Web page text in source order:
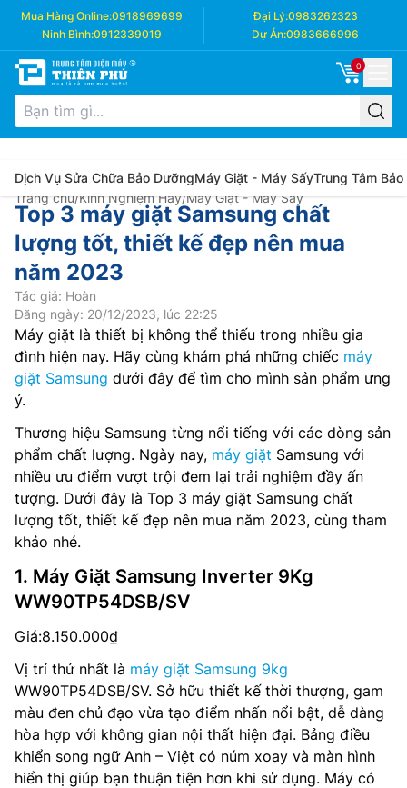
Mua Hàng Online:0918969699 Đại Lý:0983262323
Ninh Bình:0912339019 Dự Án:0983666996
0
Dịch Vụ Sửa Chữa Bảo DưỡngMáy Giặt - Máy SấyTrung Tâm Bảo
Trang chủ/Kinh Nghiệm Hay/Máy Giặt - Máy Sấy
Top 3 máy giặt Samsung chất
lượng tốt, thiết kế đẹp nên mua
năm 2023
Tác giả: Hoàn
Đăng ngày: 20/12/2023, lúc 22:25
Máy giặt là thiết bị không thể thiếu trong nhiều gia
đình hiện nay. Hãy cùng khám phá những chiếc máy
giặt Samsung dưới đây để tìm cho mình sản phẩm ưng
ý.
Thương hiệu Samsung từng nổi tiếng với các dòng sản
phẩm chất lượng. Ngày nay, máy giặt Samsung với
nhiều ưu điểm vượt trội đem lại trải nghiệm đầy ấn
tượng. Dưới đây là Top 3 máy giặt Samsung chất
lượng tốt, thiết kế đẹp nên mua năm 2023, cùng tham
khảo nhé.
1. Máy Giặt Samsung Inverter 9Kg
WW90TP54DSB/SV
Giá:8.150.000₫
Vị trí thứ nhất là máy giặt Samsung 9kg
WW90TP54DSB/SV. Sở hữu thiết kế thời thượng, gam
màu đen chủ đạo vừa tạo điểm nhấn nổi bật, dễ dàng
hòa hợp với không gian nội thất hiện đại. Bảng điều
khiển song ngữ Anh – Việt có núm xoay và màn hình
hiển thị giúp bạn thuận tiện hơn khi sử dụng. Máy có